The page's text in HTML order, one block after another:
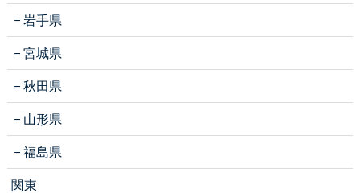
岩手県
宮城県
秋田県
山形県
福島県
関東